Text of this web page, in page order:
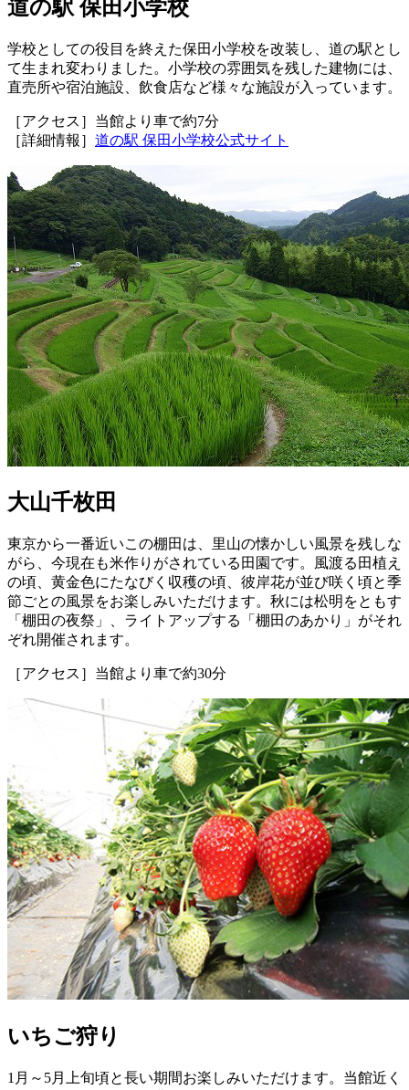
道の駅 保田小学校
学校としての役目を終えた保田小学校を改装し、道の駅とし
て生まれ変わりました。小学校の雰囲気を残した建物には、
直売所や宿泊施設、飲食店など様々な施設が入っています。
［アクセス］当館より車で約7分
［詳細情報］ 道の駅 保田小学校公式サイト
大山千枚田
東京から一番近いこの棚田は、里山の懐かしい風景を残しな
がら、今現在も米作りがされている田園です。風渡る田植え
の頃、黄金色にたなびく収穫の頃、彼岸花が並び咲く頃と季
節ごとの風景をお楽しみいただけます。秋には松明をともす
「棚田の夜祭」、ライトアップする「棚田のあかり」がそれ
ぞれ開催されます。
［アクセス］当館より車で約30分
いちご狩り
1月～5月上旬頃と長い期間お楽しみいただけます。当館近く